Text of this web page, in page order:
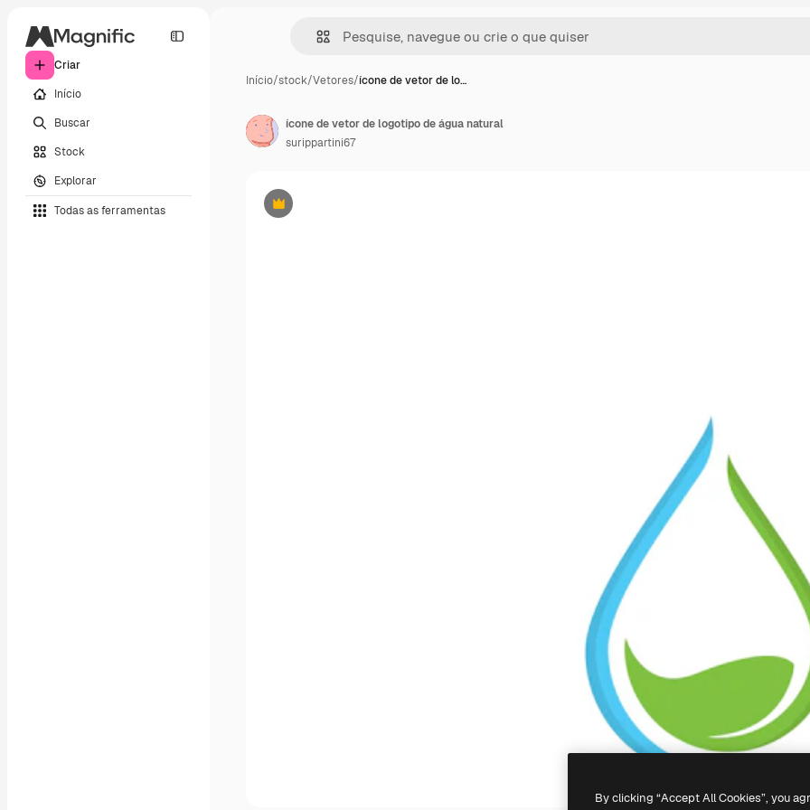
Criar
Início
Buscar
Stock
Explorar
Todas as ferramentas
Início/stock/Vetores/ícone de vetor de lo…
Premium
ícone de vetor de logotipo de água natural
surippartini67
By clicking “Accept All Cookies”, you